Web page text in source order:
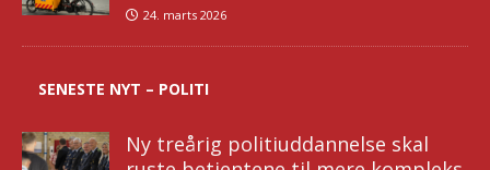
24. marts 2026
SENESTE NYT – POLITI
Ny treårig politiuddannelse skal